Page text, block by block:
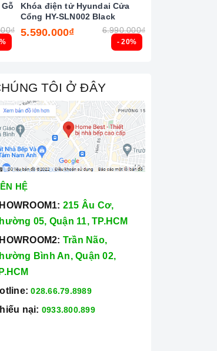
- 20%
Khóa điện tử Hyundai Cửa
Cổng HY-SLN002 Black
5.590.000₫ 6.990.000₫
TÔI Ở ĐÂY
HỆ
215 Âu Cơ,
05, Quận 11, TP.HCM
Trần Não,
Bình An, Quận 02,
028.66.79.8989
nại: 0933.800.899